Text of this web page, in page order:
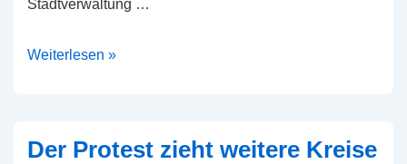
Stadtverwaltung …
Informationsveranstaltung
4.
Weiterlesen »
Der Protest zieht weitere Kreise